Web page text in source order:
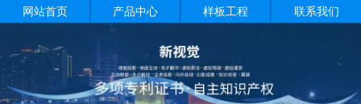
网站首页 产品中心 样板工程 联系我们